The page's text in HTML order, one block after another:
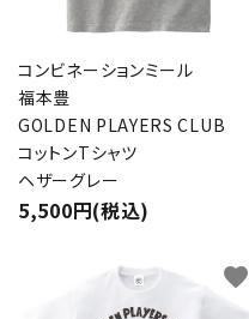
コンビネーションミール
福本豊
GOLDEN PLAYERS CLUB
コットンTシャツ
ヘザーグレー
5,500円(税込)
favorite